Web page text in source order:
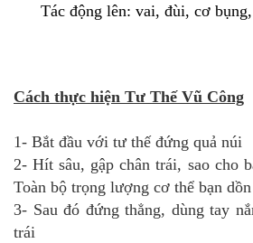
Tác động lên: vai, đùi, cơ
Cách thực hiện Tư Thế Vũ Công
1- Bắt đầu với tư thế đứng quả núi
2- Hít sâu, gập chân trái, sao cho
Toàn bộ trọng lượng cơ thể bạn
3- Sau đó đứng thẳng, dùng tay
trái